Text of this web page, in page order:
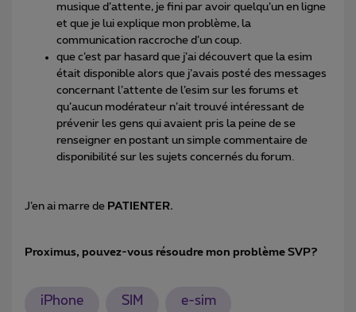
musique d’attente, je fini par avoir quelqu’un en ligne
et que je lui explique mon problème, la
communication raccroche d’un coup.
que c’est par hasard que j’ai découvert que la esim
était disponible alors que j’avais posté des messages
concernant l’attente de l’esim sur les forums et
qu’aucun modérateur n’ait trouvé intéressant de
prévenir les gens qui avaient pris la peine de se
renseigner en postant un simple commentaire de
disponibilité sur les sujets concernés du forum.
J’en ai marre de PATIENTER.
Proximus, pouvez-vous résoudre mon problème SVP?
iPhone SIM e-sim